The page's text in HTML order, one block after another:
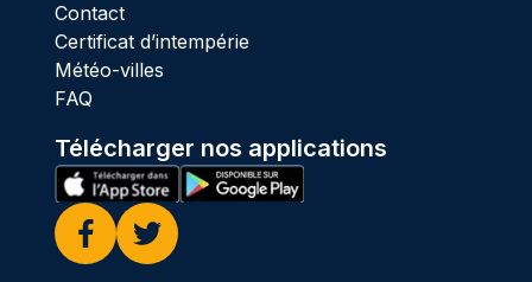
Contact
Certificat d’intempérie
Météo-villes
FAQ
Télécharger nos applications
Facebook
Twitter